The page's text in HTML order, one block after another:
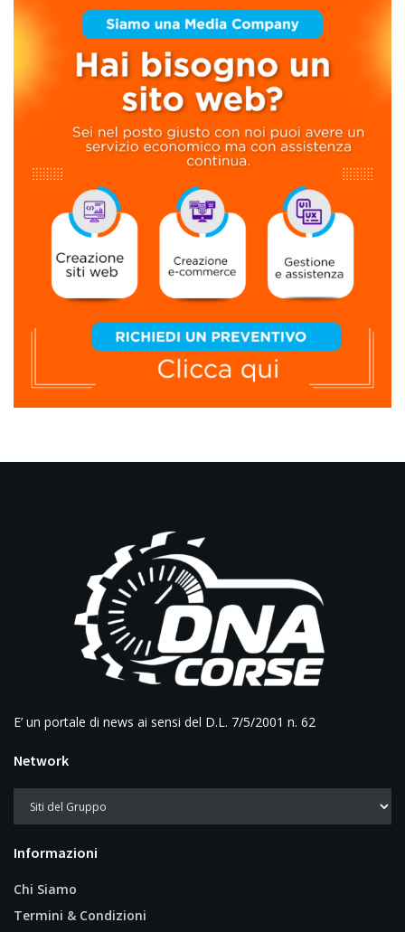
E’ un portale di news ai sensi del D.L. 7/5/2001 n. 62
Network
Informazioni
Chi Siamo
Termini & Condizioni